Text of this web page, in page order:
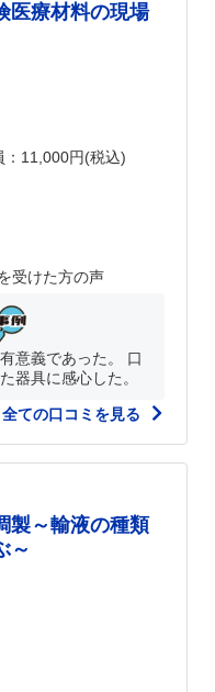
医療材料の現場
11,000円(税込)
受けた方の声
意義であった。 口
器具に感心した。
全ての口コミを見る
製～輸液の種類
～